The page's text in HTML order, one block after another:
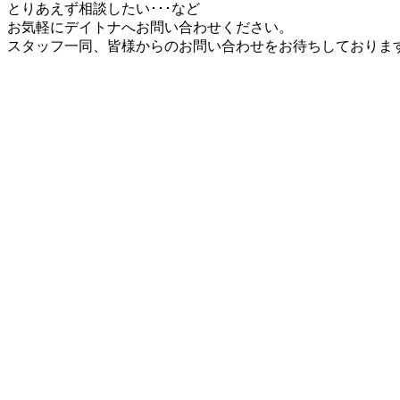
とりあえず相談したい･･･など
お気軽にデイトナへお問い合わせください。
スタッフ一同、皆様からのお問い合わせをお待ちしておりま